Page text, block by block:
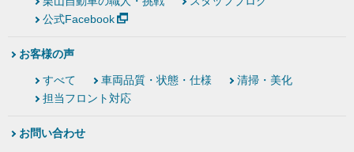
公式Facebook
お客様の声
すべて 車両品質・状態・仕様
清掃・美化
担当フロント対応
お問い合わせ